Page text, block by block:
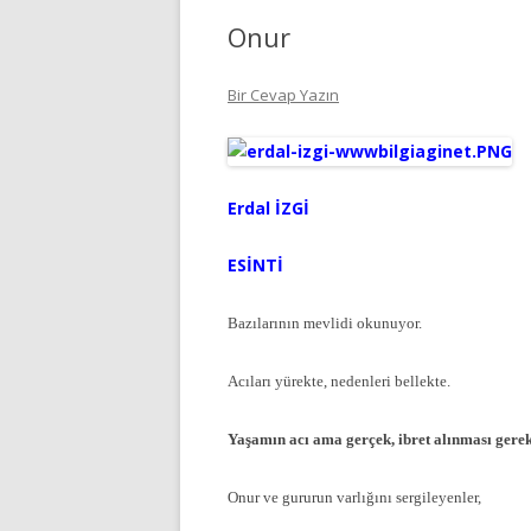
Onur
Bir Cevap Yazın
Erdal İZGİ
ESİNTİ
Bazılarının mevlidi okunuyor.
Acıları yürekte, nedenleri bellekte.
Yaşamın acı ama gerçek, ibret alınması
Onur ve gururun varlığını sergileyenler,